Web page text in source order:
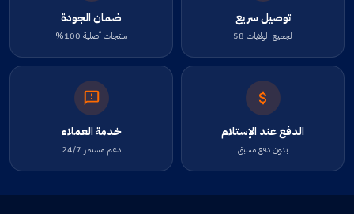
توصيل سريع
لجميع الولايات 58
ضمان الجودة
منتجات أصلية 100%
الدفع عند الإستلام
بدون دفع مسبق
خدمة العملاء
دعم مستمر 24/7